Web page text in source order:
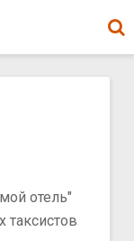
отель"
таксистов